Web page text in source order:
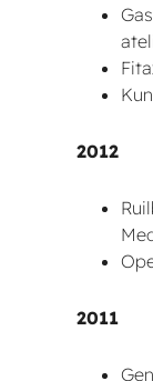
2012
2011